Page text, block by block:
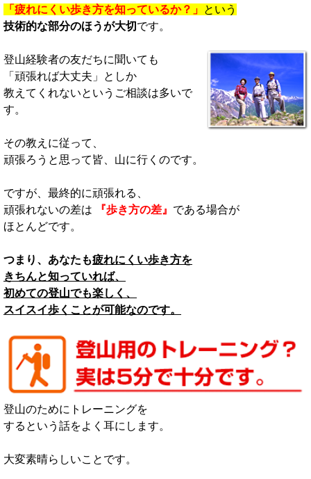
「疲れにくい歩き方を知っているか？」 という
技術的な部分のほうが大切です。
登山経験者の友だちに聞いても
「頑張れば大丈夫」としか
教えてくれないというご相談は多いで
す。
その教えに従って、
頑張ろうと思って皆、山に行くのです。
ですが、最終的に頑張れる、
頑張れないの差は
『歩き方の差』 である場合が
ほとんどです。
つまり、あなたも疲れにくい歩き方を
きちんと知っていれば、
初めての登山でも楽しく、
スイスイ歩くことが可能なのです。
登山のためにトレーニングを
するという話をよく耳にします。
大変素晴らしいことです。